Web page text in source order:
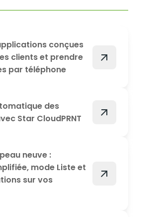
conçues
clients et prendre
par téléphone
arrow_outward
des
Star CloudPRNT
arrow_outward
neuve :
mode Liste et
sur vos
arrow_outward